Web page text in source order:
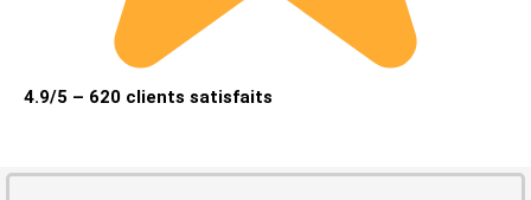
4.9/5 – 620 clients satisfaits